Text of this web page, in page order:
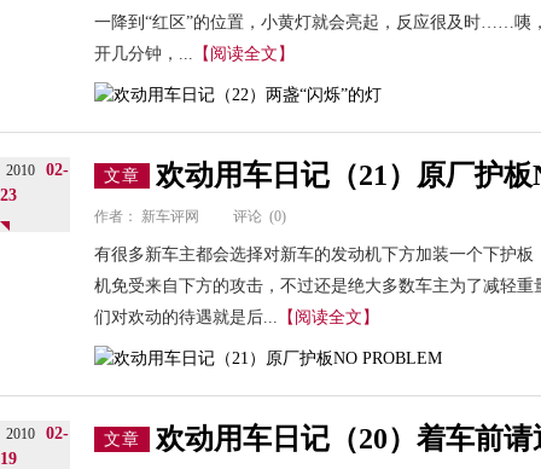
一降到“红区”的位置，小黄灯就会亮起，反应很及时……咦
开几分钟，... 【阅读全文】
2010
02-
23
文章 欢动用车日记（21）原厂护
作者： 新车评网 评论 (0)
有很多新车主都会选择对新车的发动机下方加装一个下护
机免受来自下方的攻击，不过还是绝大多数车主为了减轻
们对欢动的待遇就是后... 【阅读全文】
2010
02-
19
文章 欢动用车日记（20）着车前请